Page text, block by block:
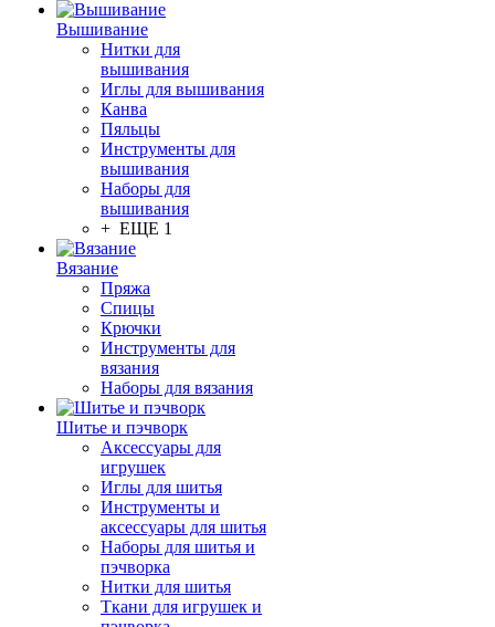
Вышивание
Нитки для
вышивания
Иглы для вышивания
Канва
Пяльцы
Инструменты для
вышивания
Наборы для
вышивания
+ ЕЩЕ 1
Вязание
Пряжа
Спицы
Крючки
Инструменты для
вязания
Наборы для вязания
Шитье и пэчворк
Аксессуары для
игрушек
Иглы для шитья
Инструменты и
аксессуары для шитья
Наборы для шитья и
пэчворка
Нитки для шитья
Ткани для игрушек и